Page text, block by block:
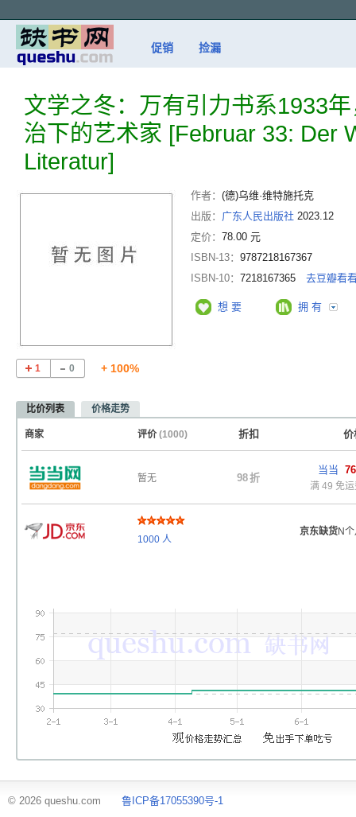
促销 捡漏
文学之冬：万有引力书系1933
治下的艺术家 [Februar 33: Der
Literatur]
作者： (德)乌维·维特施托克
出版： 广东人民出版社 2023.12
定价： 78.00 元
ISBN-13： 9787218167367
ISBN-10： 7218167365 去豆瓣看
想 要 拥 有
1 0 + 100%
比价列表 价格走势
商家 评价 (1000) 折扣 价
暂无 98折
当当
满 49 免
1000 人
京东缺货N
© 2026 queshu.com 鲁ICP备17055390号-1